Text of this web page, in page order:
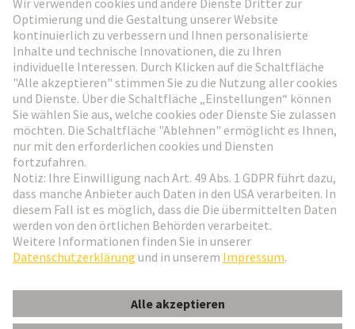
Weiter zur Anmeldung
Social Media
Österreich Deutsch
© HARTING Technologiegruppe